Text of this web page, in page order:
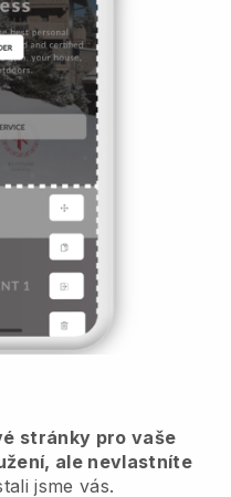
stránky pro vaše
ale nevlastníte
jsme vás.